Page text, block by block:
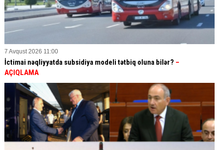
7 Avqust 2026 11:00
İctimai nəqliyyatda subsidiya modeli tətbiq oluna bilər? –
AÇIQLAMA